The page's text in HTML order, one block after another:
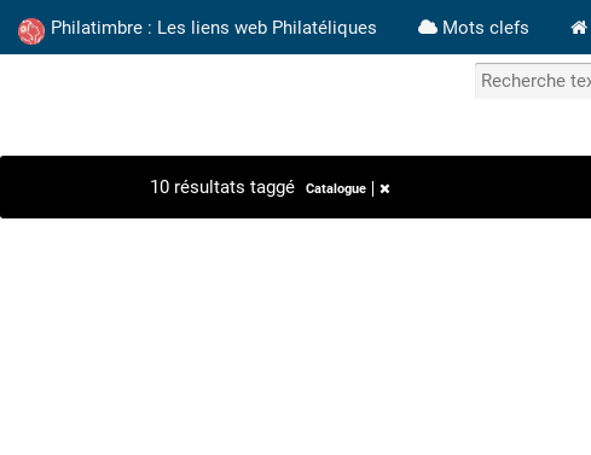
Philatimbre : Les liens web Philatéliques Mots clefs
10 résultats taggé Catalogue